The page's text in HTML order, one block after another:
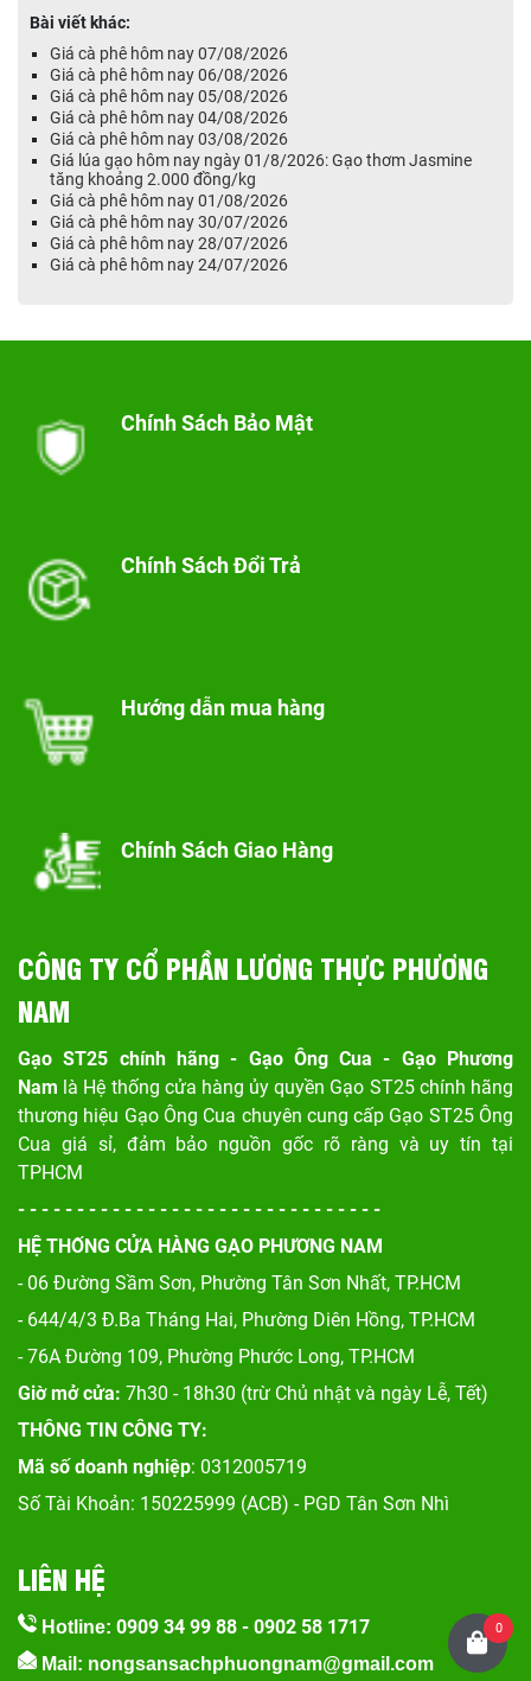
Bài viết khác:
Giá cà phê hôm nay 07/08/2026
Giá cà phê hôm nay 06/08/2026
Giá cà phê hôm nay 05/08/2026
Giá cà phê hôm nay 04/08/2026
Giá cà phê hôm nay 03/08/2026
Giá lúa gạo hôm nay ngày 01/8/2026: Gạo thơm Jasmine
tăng khoảng 2.000 đồng/kg
Giá cà phê hôm nay 01/08/2026
Giá cà phê hôm nay 30/07/2026
Giá cà phê hôm nay 28/07/2026
Giá cà phê hôm nay 24/07/2026
Chính Sách Bảo Mật
Chính Sách Đổi Trả
Hướng dẫn mua hàng
Chính Sách Giao Hàng
CÔNG TY CỔ PHẦN LƯƠNG THỰC PHƯƠNG
NAM
Gạo ST25 chính hãng - Gạo Ông Cua - Gạo Phương
Nam là Hệ thống cửa hàng ủy quyền Gạo ST25 chính hãng
thương hiệu Gạo Ông Cua chuyên cung cấp Gạo ST25 Ông
Cua giá sỉ, đảm bảo nguồn gốc rõ ràng và uy tín tại
TPHCM
- - - - - - - - - - - - - - - - - - - - - - - - - - - - - - -
HỆ THỐNG CỬA HÀNG GẠO PHƯƠNG NAM
- 06 Đường Sầm Sơn, Phường Tân Sơn Nhất, TP.HCM
- 644/4/3 Đ.Ba Tháng Hai, Phường Diên Hồng, TP.HCM
- 76A Đường 109, Phường Phước Long, TP.HCM
Giờ mở cửa: 7h30 - 18h30 (trừ Chủ nhật và ngày Lễ, Tết)
THÔNG TIN CÔNG TY:
Mã số doanh nghiệp: 0312005719
Số Tài Khoản: 150225999 (ACB) - PGD Tân Sơn Nhì
LIÊN HỆ
Hotline: 0909 34 99 88 - 0902 58 1717
Mail: nongsansachphuongnam@gmail.com
0